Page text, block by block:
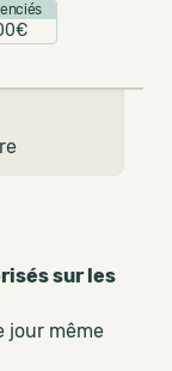
sur les
jour même